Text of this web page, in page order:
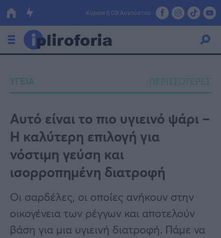
Κυριακή 09 Αυγούστου
Οικονομία
Πολιτική
Τράπεζες
Επιδοτήσεις
ΕΣΠΑ
Κόσμος
Lifestyle
Αθλητικά
Υγεία
ΥΓΕΙΑ ΠΕΡΙΣΣΟΤΕΡΕΣ
Αυτό είναι το πιο υγιεινό ψάρι –
Η καλύτερη επιλογή για
νόστιμη γεύση και
ισορροπημένη διατροφή
Οι σαρδέλες, οι οποίες ανήκουν στην
οικογένεια των ρέγγων και αποτελούν
βάση για μια υγιεινή διατροφή. Πάμε να